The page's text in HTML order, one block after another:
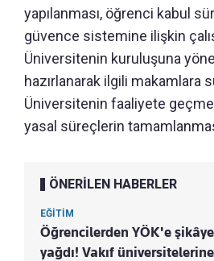
yapılanması, öğrenci kabul
güvence sistemine ilişkin
Üniversitenin kuruluşuna
hazırlanarak ilgili makamlara
Üniversitenin faaliyete
yasal süreçlerin
ÖNERİLEN HABERLER
EĞİTİM
Öğrencilerden YÖK'e
yağdı! Vakıf üniversitelerine